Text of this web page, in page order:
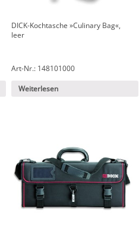
DICK-Kochtasche »Culinary Bag«,
leer
Art-Nr.: 148101000
Weiterlesen